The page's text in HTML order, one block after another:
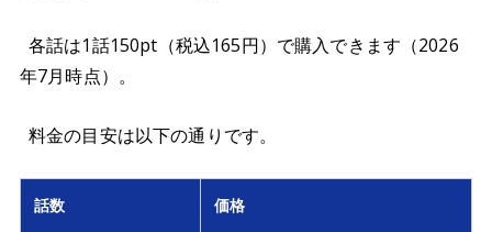
各話は1話150pt（税込165円）で購入できます（2026
年7月時点）。
料金の目安は以下の通りです。
話数 価格